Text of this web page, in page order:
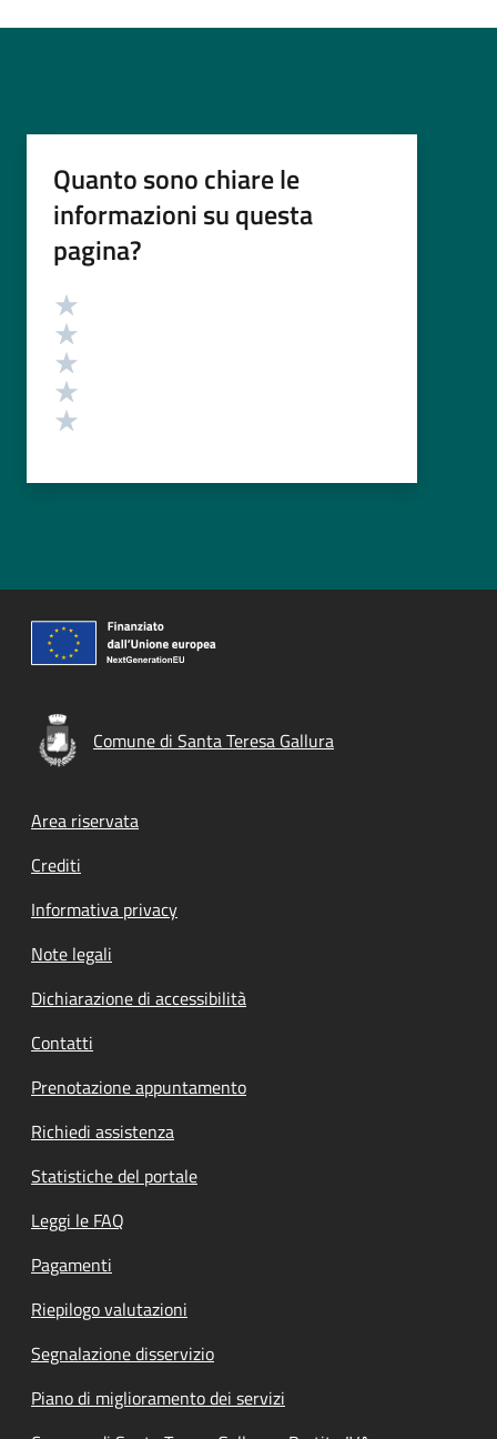
Quanto sono chiare le
informazioni su questa
pagina?
Valutazione
Comune di Santa Teresa Gallura
Footer menu
Area riservata
Crediti
Informativa privacy
Note legali
Dichiarazione di accessibilità
Contatti
Prenotazione appuntamento
Richiedi assistenza
Statistiche del portale
Leggi le FAQ
Pagamenti
Riepilogo valutazioni
Segnalazione disservizio
Piano di miglioramento dei servizi